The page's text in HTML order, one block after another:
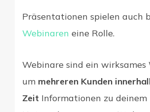
Präsentationen spielen auch
Webinaren eine Rolle.
Webinare sind ein wirksames
um mehreren Kunden
Zeit Informationen zu deinem